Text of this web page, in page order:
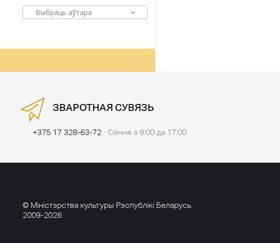
Выбраць аўтара
ЗВАРОТНАЯ СУВЯЗЬ
+375 17 328-63-72 Сёння з 9:00 да 17:00
© Міністэрства культуры Рэспублікі Беларусь
2009-2026